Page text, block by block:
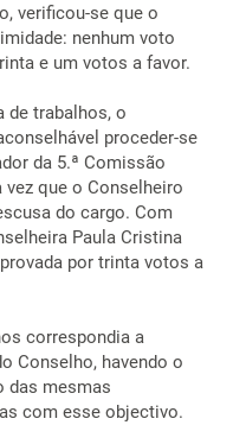
verificou-se que o
nenhum voto
e um votos a favor.
de trabalhos, o
proceder-se
da 5.ª Comissão
vez que o Conselheiro
do cargo. Com
Paula Cristina
por trinta votos a
correspondia a
Conselho, havendo o
das mesmas
com esse objectivo.